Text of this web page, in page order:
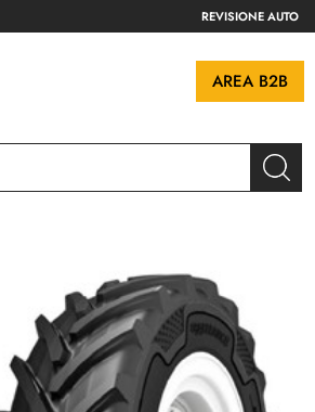
REVISIONE AUTO
AREA B2B